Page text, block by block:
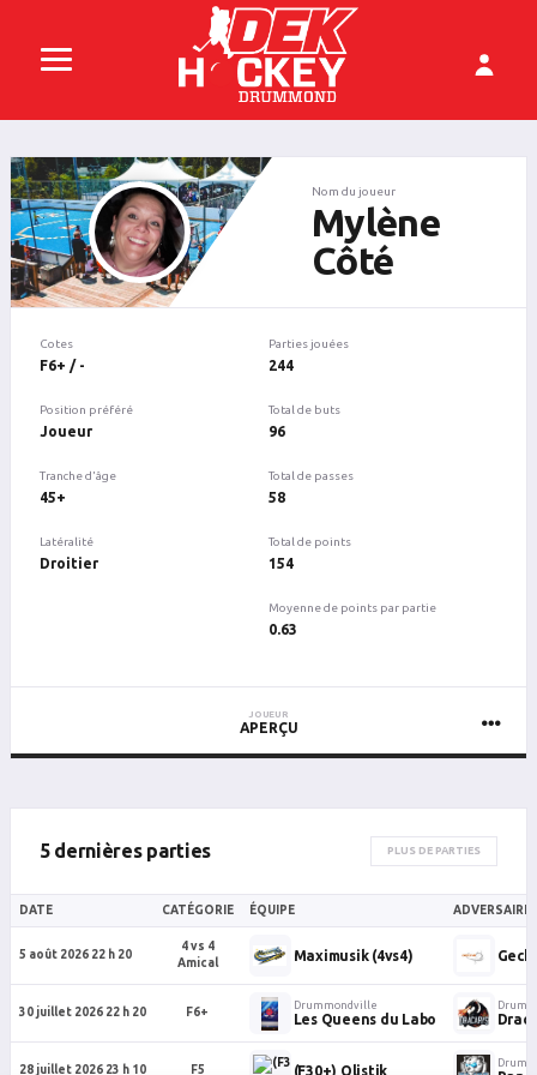
Nom du joueur
Mylène
Côté
Cotes
F6+ / -
Position préféré
Joueur
Tranche d'âge
45+
Latéralité
Droitier
Parties jouées
244
Total de buts
96
Total de passes
58
Total de points
154
Moyenne de points par partie
0.63
JOUEUR
APERÇU
5 dernières parties PLUS DE PARTIES
DATE CATÉGORIE ÉQUIPE ADVERSAIRE
5 août 2026 22 h 20
4 vs 4
Amical
Maximusik (4vs4)
30 juillet 2026 22 h 20 F6+
Drummondville
Les Queens du Labo
28 juillet 2026 23 h 10 F5 (F30+) Olistik